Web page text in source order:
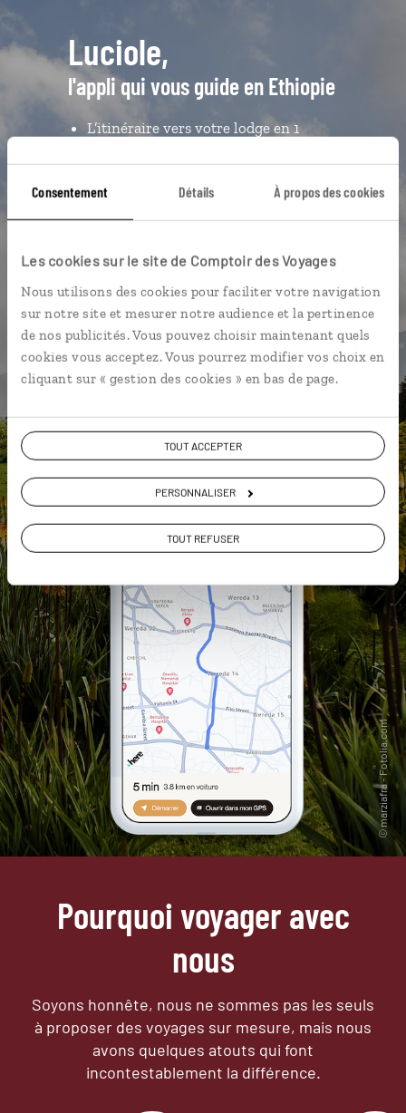
Consentement Détails À propos des cookies
Les cookies sur le site de Comptoir des Voyages
Nous utilisons des cookies pour faciliter votre navigation
sur notre site et mesurer notre audience et la pertinence
de nos publicités. Vous pouvez choisir maintenant quels
cookies vous acceptez. Vous pourrez modifier vos choix en
cliquant sur « gestion des cookies » en bas de page.
TOUT ACCEPTER
PERSONNALISER
TOUT REFUSER
Luciole,
l'appli qui vous guide en Ethiopie
L’itinéraire vers votre lodge en 1
accompagne au jour le jour
connexion internet
L'album souvenirs à composer
vous-même
DÉCOUVRIR LUCIOLE
Pourquoi voyager avec
nous
Soyons honnête, nous ne sommes pas les seuls
à proposer des voyages sur mesure, mais nous
avons quelques atouts qui font
incontestablement la différence.